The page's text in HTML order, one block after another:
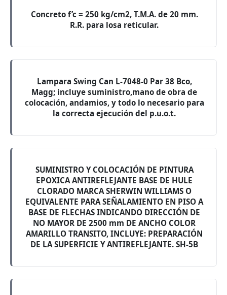
Concreto f’c = 250 kg/cm2, T.M.A. de 20 mm.
R.R. para losa reticular.
Lampara Swing Can L-7048-0 Par 38 Bco,
Magg; incluye suministro,mano de obra de
colocación, andamios, y todo lo necesario para
la correcta ejecución del p.u.o.t.
SUMINISTRO Y COLOCACIÓN DE PINTURA
EPOXICA ANTIREFLEJANTE BASE DE HULE
CLORADO MARCA SHERWIN WILLIAMS O
EQUIVALENTE PARA SEÑALAMIENTO EN PISO A
BASE DE FLECHAS INDICANDO DIRECCIÓN DE
NO MAYOR DE 2500 mm DE ANCHO COLOR
AMARILLO TRANSITO, INCLUYE: PREPARACIÓN
DE LA SUPERFICIE Y ANTIREFLEJANTE. SH-5B